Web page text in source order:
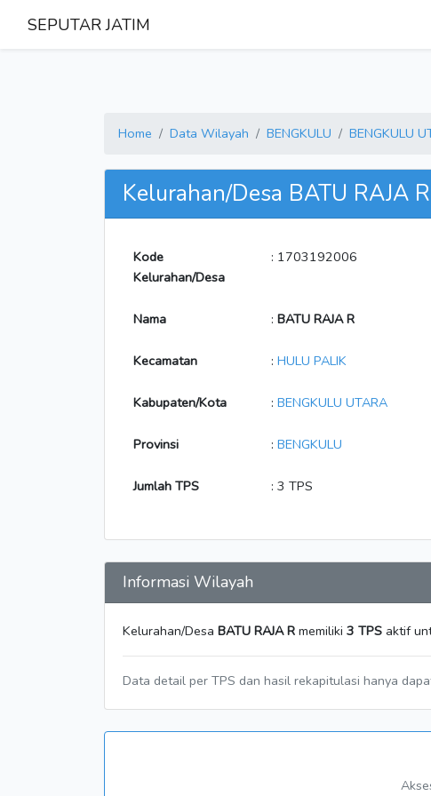
SEPUTAR JATIM
Home Data Wilayah BENGKULU BENGKULU
Kelurahan/Desa BATU RAJA R
Kode
Kelurahan/Desa
: 1703192006
Nama : BATU RAJA R
Kecamatan : HULU PALIK
Kabupaten/Kota : BENGKULU UTARA
Provinsi : BENGKULU
Jumlah TPS : 3 TPS
Informasi Wilayah
Kelurahan/Desa BATU RAJA R memiliki 3 TPS aktif
Data detail per TPS dan hasil rekapitulasi hanya